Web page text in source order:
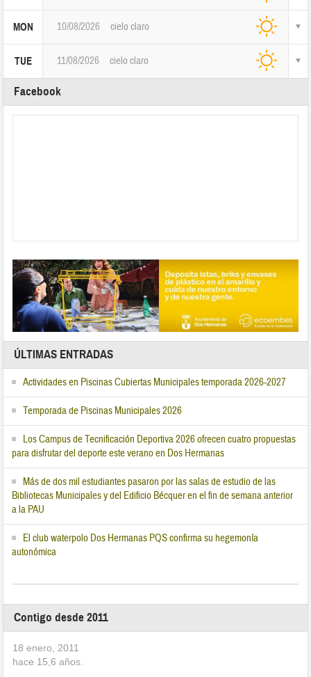
MON 10/08/2026 cielo claro
TUE 11/08/2026 cielo claro
Facebook
ÚLTIMAS ENTRADAS
Actividades en Piscinas Cubiertas Municipales temporada 2026-2027
Temporada de Piscinas Municipales 2026
Los Campus de Tecnificación Deportiva 2026 ofrecen cuatro propuestas
para disfrutar del deporte este verano en Dos Hermanas
Más de dos mil estudiantes pasaron por las salas de estudio de las
Bibliotecas Municipales y del Edificio Bécquer en el fin de semana anterior
a la PAU
El club waterpolo Dos Hermanas PQS confirma su hegemonía
autonómica
Contigo desde 2011
18 enero, 2011
hace 15,6 años.